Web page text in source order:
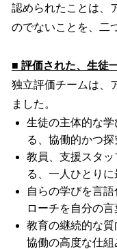
認められたことは、
のでないことを、二
■ 評価された、生徒
独立評価チームは、
ました。
生徒の主体的な学
る、協働的かつ
教員、支援スタ
る、一人ひとり
自らの学びを言
ローチを自分の
教育の継続的な
協働の高度な仕組